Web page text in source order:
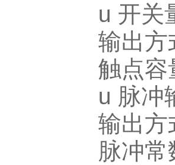
u 开关
输出方
触点容
u 脉冲
输出方
脉冲